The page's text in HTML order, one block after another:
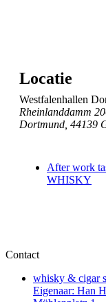
Locatie
Westfalenhallen
Rheinlanddamm
Dortmund 44139
After work
WHISKY
Contact
whisky & cigar
Eigenaar: Han